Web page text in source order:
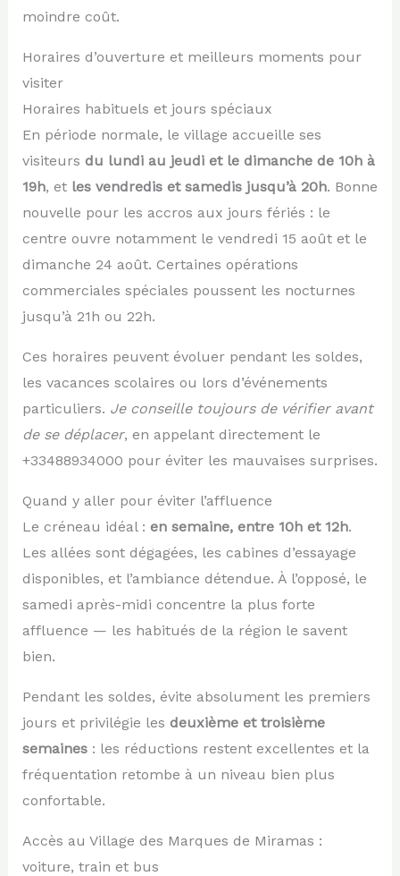
moindre coût.
Horaires d’ouverture et meilleurs moments pour
visiter
Horaires habituels et jours spéciaux
En période normale, le village accueille ses
visiteurs du lundi au jeudi et le dimanche de 10h à
19h, et les vendredis et samedis jusqu’à 20h. Bonne
nouvelle pour les accros aux jours fériés : le
centre ouvre notamment le vendredi 15 août et le
dimanche 24 août. Certaines opérations
commerciales spéciales poussent les nocturnes
jusqu’à 21h ou 22h.
Ces horaires peuvent évoluer pendant les soldes,
les vacances scolaires ou lors d’événements
particuliers. Je conseille toujours de vérifier avant
de se déplacer, en appelant directement le
+33488934000 pour éviter les mauvaises surprises.
Quand y aller pour éviter l’affluence
Le créneau idéal : en semaine, entre 10h et 12h.
Les allées sont dégagées, les cabines d’essayage
disponibles, et l’ambiance détendue. À l’opposé, le
samedi après-midi concentre la plus forte
affluence — les habitués de la région le savent
bien.
Pendant les soldes, évite absolument les premiers
jours et privilégie les deuxième et troisième
semaines: les réductions restent excellentes et la
fréquentation retombe à un niveau bien plus
confortable.
Accès au Village des Marques de Miramas :
voiture, train et bus